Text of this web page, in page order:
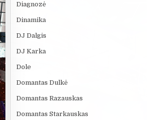
Diagnozė
Dinamika
DJ Dalgis
DJ Karka
Dole
Domantas Dulkė
Domantas Razauskas
Domantas Starkauskas